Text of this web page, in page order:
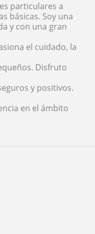
particulares a
básicas. Soy una
y con una gran
el cuidado, la
Disfruto
y positivos.
en el ámbito